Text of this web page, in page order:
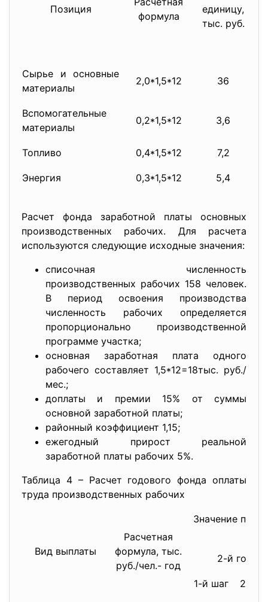
Позиция
формула
единицу,
тыс. руб.
Сырье и основные
материалы
2,0*1,5*12 36
Вспомогательные
материалы
0,2*1,5*12 3,6
Топливо 0,4*1,5*12 7,2
Энергия 0,3*1,5*12 5,4
Расчет фонда заработной платы основных
производственных рабочих. Для расчета
используются следующие исходные значения:
списочная численность
производственных рабочих 158 человек.
В период освоения производства
численность рабочих определяется
пропорционально производственной
программе участка;
основная заработная плата одного
рабочего составляет 1,5*12=18тыс. руб./
мес.;
доплаты и премии 15% от суммы
основной заработной платы;
районный коэффициент 1,15;
ежегодный прирост реальной
заработной платы рабочих 5%.
Таблица 4 – Расчет годового фонда оплаты
труда производственных рабочих
Вид выплаты
Расчетная
формула, тыс.
руб./чел.- год
Значение
2-й год
1-й шаг 2-й